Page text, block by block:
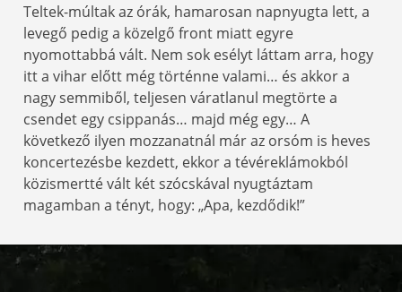
Teltek-múltak az órák, hamarosan napnyugta lett, a
levegő pedig a közelgő front miatt egyre
nyomottabbá vált. Nem sok esélyt láttam arra, hogy
itt a vihar előtt még történne valami… és akkor a
nagy semmiből, teljesen váratlanul megtörte a
csendet egy csippanás… majd még egy… A
következő ilyen mozzanatnál már az orsóm is heves
koncertezésbe kezdett, ekkor a tévéreklámokból
közismertté vált két szócskával nyugtáztam
magamban a tényt, hogy: „Apa, kezdődik!”